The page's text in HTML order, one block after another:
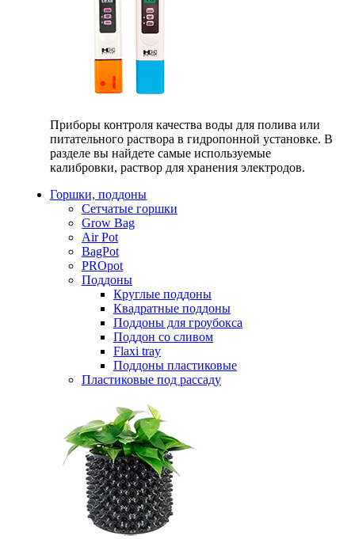
Приборы контроля качества воды для полива или
питательного раствора в гидропонной установке. В
разделе вы найдете самые используемые
калибровки, раствор для хранения электродов.
Горшки, поддоны
Сетчатые горшки
Grow Bag
Air Pot
BagPot
PROpot
Поддоны
Круглые поддоны
Квадратные поддоны
Поддоны для гроубокса
Поддон со сливом
Flaxi tray
Поддоны пластиковые
Пластиковые под рассаду